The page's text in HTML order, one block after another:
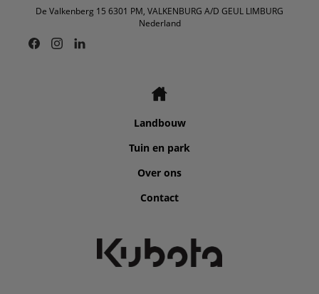
De Valkenberg 15 6301 PM, VALKENBURG A/D GEUL LIMBURG
Nederland
Landbouw
Tuin en park
Over ons
Contact